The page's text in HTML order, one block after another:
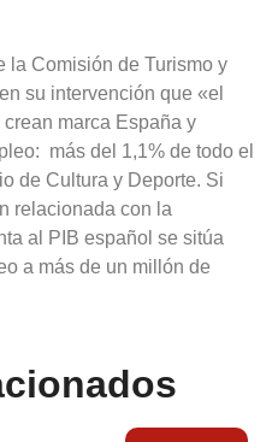
la Comisión de Turismo y
su intervención que «el
marca España y
más del 1,1% de todo el
de Cultura y Deporte. Si
relacionada con la
al PIB español se sitúa
a más de un millón de